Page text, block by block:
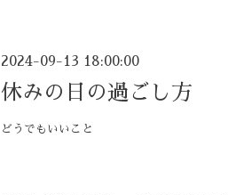
2024-09-13 18:00:00
休みの日の過ごし方
どうでもいいこと